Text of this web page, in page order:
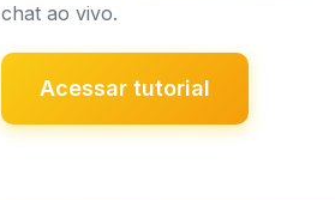
chat ao vivo.
Acessar tutorial